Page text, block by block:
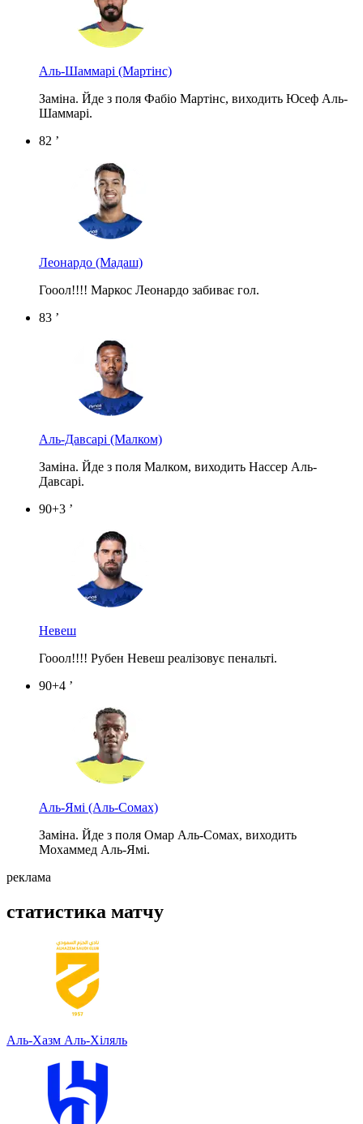
Аль-Шаммарі (Мартінс)
Заміна. Йде з поля Фабіо Мартінс, виходить Юсеф Аль-
Шаммарі.
82 ’
Леонардо (Мадаш)
Гооол!!!! Маркос Леонардо забиває гол.
83 ’
Аль-Давсарі (Малком)
Заміна. Йде з поля Малком, виходить Нассер Аль-
Давсарі.
90+3 ’
Невеш
Гооол!!!! Рубен Невеш реалізовує пенальті.
90+4 ’
Аль-Ямі (Аль-Сомах)
Заміна. Йде з поля Омар Аль-Сомах, виходить
Мохаммед Аль-Ямі.
реклама
статистика матчу
Аль-Хазм Аль-Хіляль